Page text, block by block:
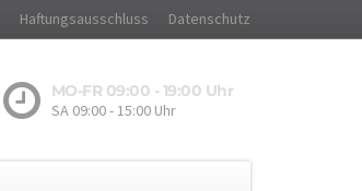
Haftungsausschluss Datenschutz
MO-FR 09:00 - 19:00 Uhr
SA 09:00 - 15:00 Uhr